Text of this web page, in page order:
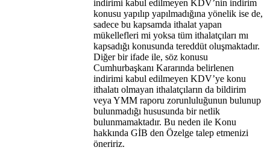
indirimi kabul edilmeyen KDV’nin indirim
konusu yapılıp yapılmadığına yönelik ise de,
sadece bu kapsamda ithalat yapan
mükellefleri mi yoksa tüm ithalatçıları mı
kapsadığı konusunda tereddüt oluşmaktadır.
Diğer bir ifade ile, söz konusu
Cumhurbaşkanı Kararında belirlenen
indirimi kabul edilmeyen KDV’ye konu
ithalatı olmayan ithalatçıların da bildirim
veya YMM raporu zorunluluğunun bulunup
bulunmadığı hususunda bir netlik
bulunmamaktadır. Bu neden ile Konu
hakkında GİB den Özelge talep etmenizi
öneririz.